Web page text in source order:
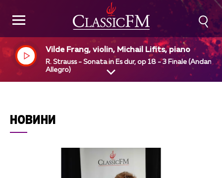
Vilde Frang, violin, Michail Lifits, piano
R. Strauss - Sonata in Es dur, op 18 - 3 Finale (Andante
Allegro)
НОВИНИ